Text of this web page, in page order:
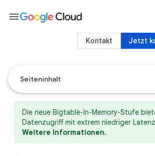
Seiteninhalt
Die neue Bigtable-In-Memory-Stufe
Datenzugriff mit extrem niedriger
Weitere Informationen.
menu
Jetzt
Kontakt